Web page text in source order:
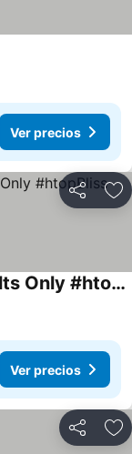
Ver precios
Compartir
htop Amaika & SPA 4Sup - Adults Only #htopBliss
Ver precios
Compartir